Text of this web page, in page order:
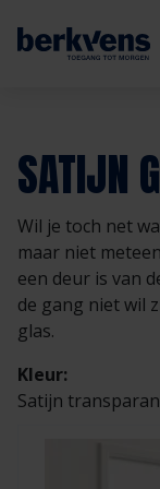
Deuren
Kozijnen
Hang- &
Diensten
Utiliteitsgebouw
Prefab woning
Aannemer
Architect
Handelspartner
Inbraakwerend
Brandwerend
Geluidwerend
Rookwerend
mijndeur.nl
Webshop
Inspiratie
Verkooppunten
Blog
Organisatie
Duurzaamheid
GND
SATIJN
Wil je toch net
maar niet
een deur is van
de gang niet wil
glas.
Kleur:
Satijn